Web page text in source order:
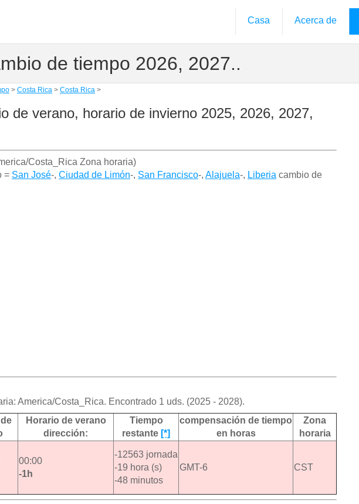
Casa Acerca de
de tiempo 2026, 2027..
> Costa Rica > Costa Rica >
de verano, horario de invierno 2025, 2026, 2027,
Costa_Rica Zona horaria)
= San José-, Ciudad de Limón-, San Francisco-, Alajuela-, Liberia cambio de
America/Costa_Rica. Encontrado 1 uds. (2025 - 2028).
Horario de verano
dirección:
Tiempo
restante [*]
compensación de tiempo
en horas
Zona
horaria
00:00
-1h
-12563 jornada
-19 hora (s)
-48 minutos
GMT-6 CST